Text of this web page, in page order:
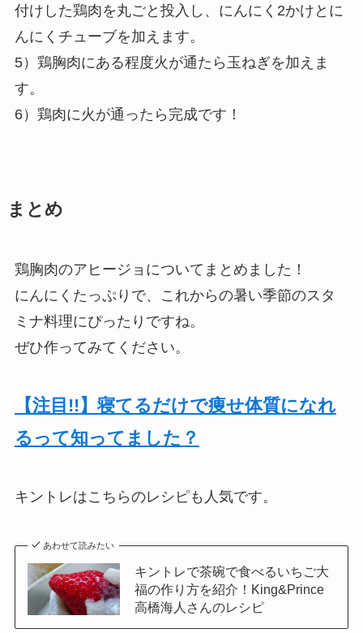
付けした鶏肉を丸ごと投入し、にんにく2かけとに
んにくチューブを加えます。
5）鶏胸肉にある程度火が通たら玉ねぎを加えま
す。
6）鶏肉に火が通ったら完成です！
まとめ
鶏胸肉のアヒージョについてまとめました！
にんにくたっぷりで、これからの暑い季節のスタ
ミナ料理にぴったりですね。
ぜひ作ってみてください。
【注目!!】寝てるだけで痩せ体質になれ
るって知ってました？
キントレはこちらのレシピも人気です。
あわせて読みたい
キントレで茶碗で食べるいちご大
福の作り方を紹介！King&Prince
高橋海人さんのレシピ